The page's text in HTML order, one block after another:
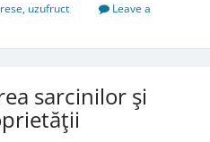
, uzufruct
Leave a
sarcinilor şi